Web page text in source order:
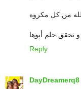
من كل مكروه
تحقق حلم أبوها
Reply
DayDreamerq8